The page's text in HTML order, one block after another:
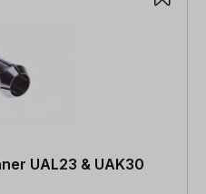
UAL23 & UAK30